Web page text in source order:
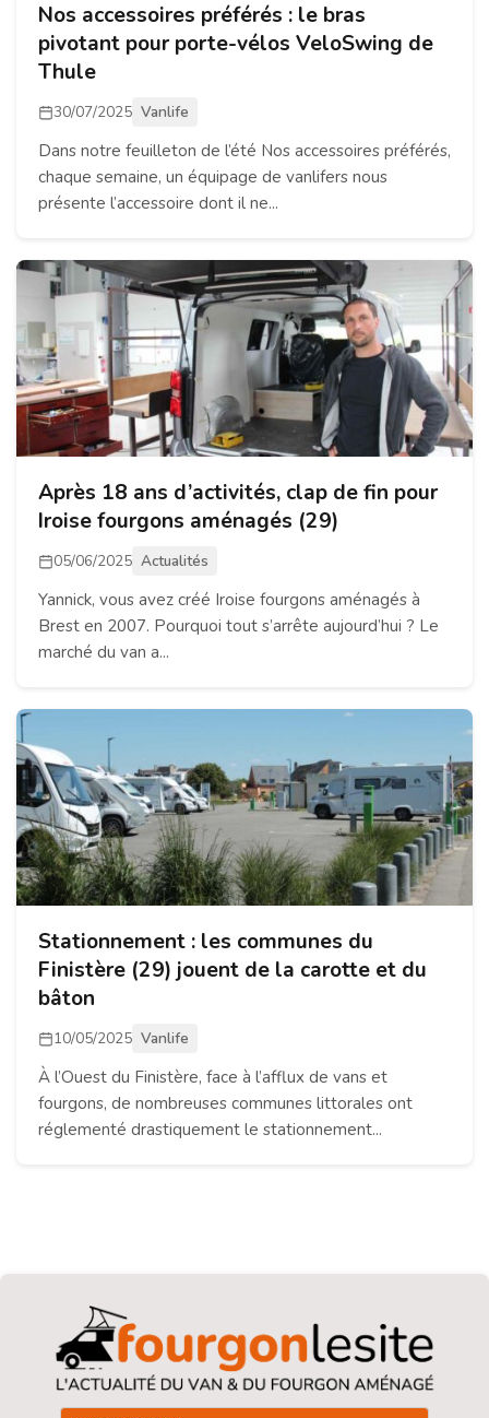
Nos accessoires préférés : le bras
pivotant pour porte-vélos VeloSwing de
Thule
30/07/2025 Vanlife
Dans notre feuilleton de l’été Nos accessoires préférés,
chaque semaine, un équipage de vanlifers nous
présente l’accessoire dont il ne...
Après 18 ans d’activités, clap de fin pour
Iroise fourgons aménagés (29)
05/06/2025 Actualités
Yannick, vous avez créé Iroise fourgons aménagés à
Brest en 2007. Pourquoi tout s’arrête aujourd’hui ? Le
marché du van a...
Stationnement : les communes du
Finistère (29) jouent de la carotte et du
bâton
10/05/2025 Vanlife
À l’Ouest du Finistère, face à l’afflux de vans et
fourgons, de nombreuses communes littorales ont
réglementé drastiquement le stationnement...